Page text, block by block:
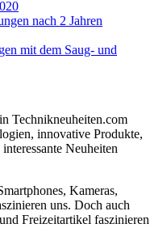
nach 2 Jahren
mit dem Saug- und
Technikneuheiten.com
innovative Produkte,
Neuheiten
Kameras,
uns. Doch auch
Freizeitartikel faszinieren